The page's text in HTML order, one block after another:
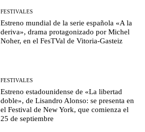
FESTIVALES
Estreno mundial de la serie española «A la
deriva», drama protagonizado por Michel
Noher, en el FesTVal de Vitoria-Gasteiz
FESTIVALES
Estreno estadounidense de «La libertad
doble», de Lisandro Alonso: se presenta en
el Festival de New York, que comienza el
25 de septiembre